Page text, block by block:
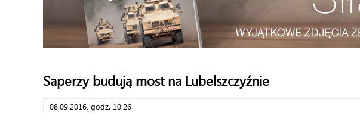
Saperzy budują most na Lubelszczyźnie
08.09.2016, godz. 10:26